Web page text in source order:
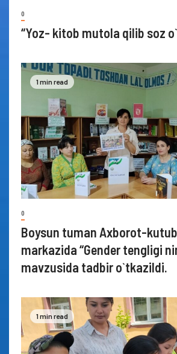
0
“Yoz- kitob mutola qilib soz
1 min read
0
Boysun tuman Axborot-
markazida “Gender tengligi
mavzusida tadbir o`tkazildi.
1 min read